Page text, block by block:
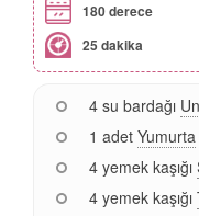
180 derece
25 dakika
4 su bardağı Un
1 adet Yumurta
4 yemek kaşığı
4 yemek kaşığı